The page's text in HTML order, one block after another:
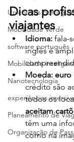
Unicórnios
Mobilidade Verde
software português
Mobilidade
Nanotecnologia
experiências
Planeamento de
Organização de
Dicas
viajantes
Idioma: fala-
inglês é
Moeda: euro
crédito são
todos os
aceitam
têm uma
como na